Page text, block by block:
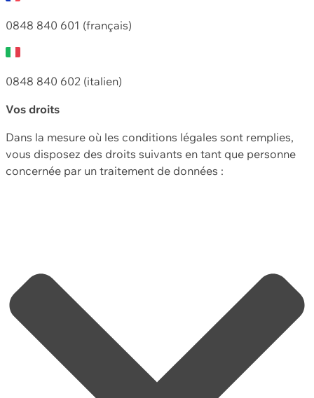
0848 840 601 (français)
0848 840 602 (italien)
Vos droits
Dans la mesure où les conditions légales sont remplies,
vous disposez des droits suivants en tant que personne
concernée par un traitement de données :